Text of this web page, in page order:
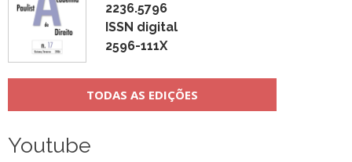
2236.5796
ISSN digital
2596-111X
TODAS AS EDIÇÕES
Youtube